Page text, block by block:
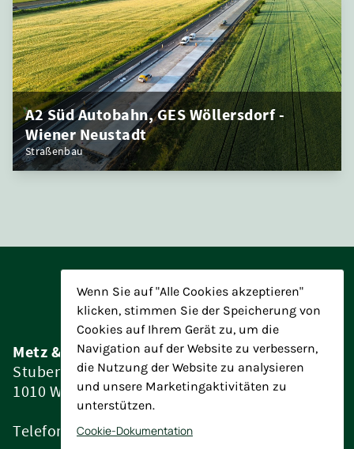
A2 Süd Autobahn, GES Wöllersdorf -
Wiener Neustadt
Straßenbau
Metz & Partner Baumanagement ZT GmbH
Stubenring 4/15
1010 Wien
+43 1 7152196
Wenn Sie auf "Alle Cookies akzeptieren"
klicken, stimmen Sie der Speicherung von
Cookies auf Ihrem Gerät zu, um die
Navigation auf der Website zu verbessern,
die Nutzung der Website zu analysieren
und unsere Marketingaktivitäten zu
unterstützen.
Cookie-Dokumentation